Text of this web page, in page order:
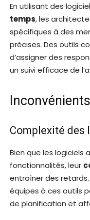
En utilisant des
temps, les
spécifiques à des
précises. Des outils
d’assigner des
un suivi efficace de
Inconvénients
Complexité des
Bien que les logiciels
fonctionnalités, leur
entraîner des
équipes à ces outils
de planification et